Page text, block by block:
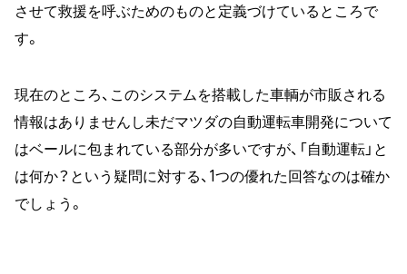
させて救援を呼ぶためのものと定義づけているところで
す。
現在のところ、このシステムを搭載した車輌が市販される
情報はありませんし未だマツダの自動運転車開発について
はベールに包まれている部分が多いですが、「自動運転」と
は何か？という疑問に対する、1つの優れた回答なのは確か
でしょう。